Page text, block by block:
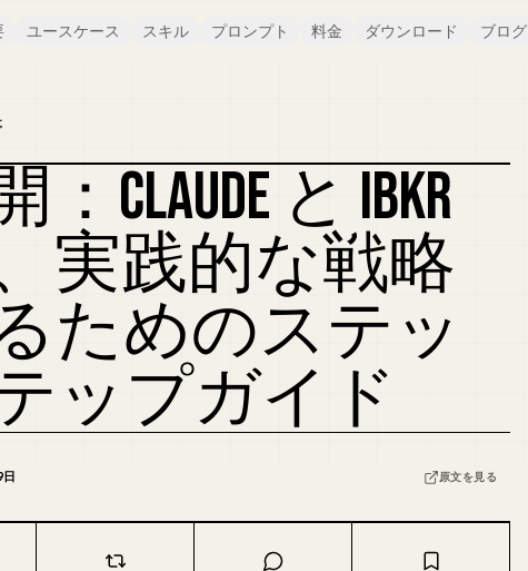
ユースケース スキル プロンプト 料金 ダウンロード ブログ
CLAUDE と IBKR
実践的な戦略
ためのステッ
ップガイド
原文を見る